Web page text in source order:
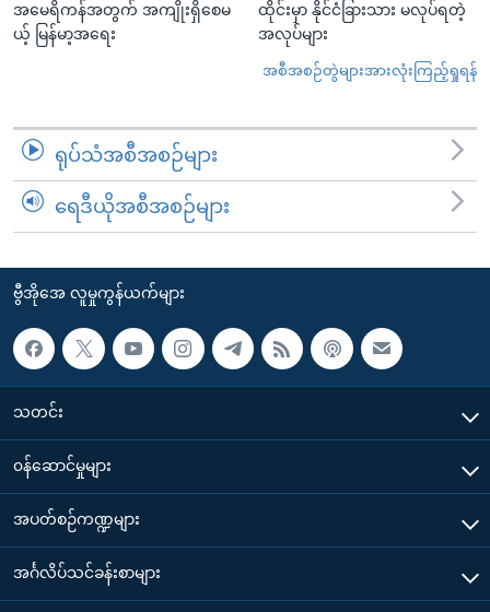
အမေရိကန်အတွက် အကျိုးရှိစေမ
ယ့် မြန်မာ့အရေး
ထိုင်းမှာ နိုင်ငံခြားသား မလုပ်ရတဲ့
အလုပ်များ
အစီအစဉ်တွဲများအားလုံးကြည့်ရှုရန်
ရုပ်သံအစီအစဉ်များ
ရေဒီယိုအစီအစဉ်များ
ဗွီအိုအေ လူမှုကွန်ယက်များ
သတင်း
၀န်ဆောင်မှုများ
အပတ်စဉ်ကဏ္ဍများ
အင်္ဂလိပ်သင်ခန်းစာများ